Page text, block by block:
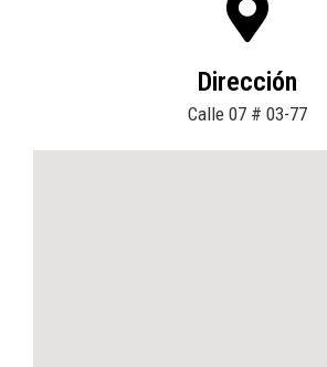
Dirección
Calle 07 # 03-77